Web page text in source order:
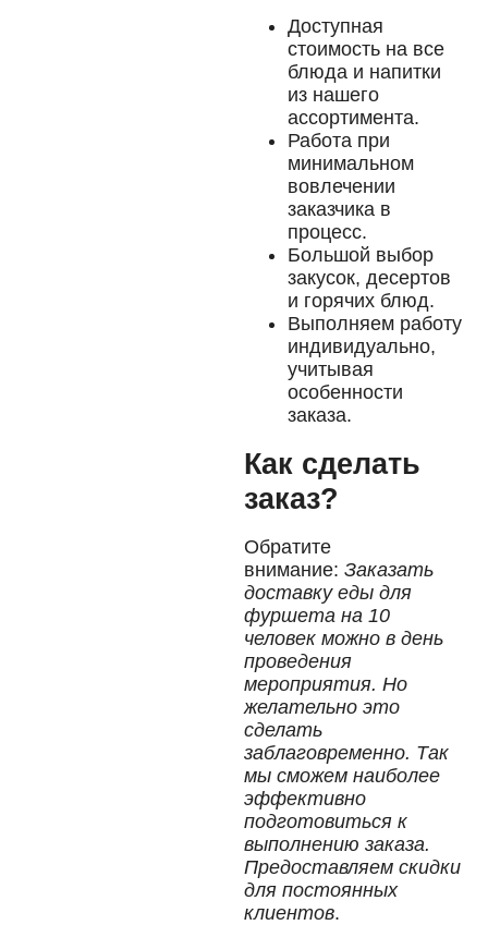
Доступная
стоимость на все
блюда и напитки
из нашего
ассортимента.
Работа при
минимальном
вовлечении
заказчика в
процесс.
Большой выбор
закусок, десертов
и горячих блюд.
Выполняем работу
индивидуально,
учитывая
особенности
заказа.
Как сделать
заказ?
Обратите
внимание: Заказать
доставку еды для
фуршета на 10
человек можно в день
проведения
мероприятия. Но
желательно это
сделать
заблаговременно. Так
мы сможем наиболее
эффективно
подготовиться к
выполнению заказа.
Предоставляем скидки
для постоянных
клиентов.